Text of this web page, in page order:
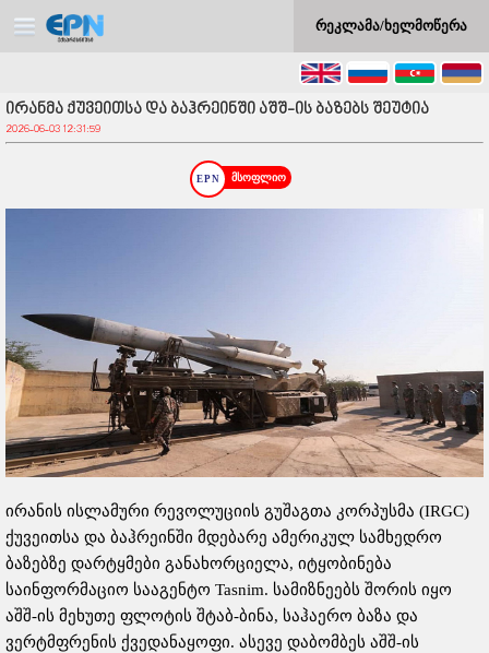
რეკლამა/ხელმოწერა
ირანმა ქუვეითსა და ბაჰრეინში აშშ-ის ბაზებს შეუტია
2026-06-03 12:31:59
მსოფლიო
ირანის ისლამური რევოლუციის გუშაგთა კორპუსმა (IRGC)
ქუვეითსა და ბაჰრეინში მდებარე ამერიკულ სამხედრო
ბაზებზე დარტყმები განახორციელა, იტყობინება
საინფორმაციო სააგენტო Tasnim. სამიზნეებს შორის იყო
აშშ-ის მეხუთე ფლოტის შტაბ-ბინა, საჰაერო ბაზა და
ვერტმფრენის ქვედანაყოფი. ასევე დაბომბეს აშშ-ის